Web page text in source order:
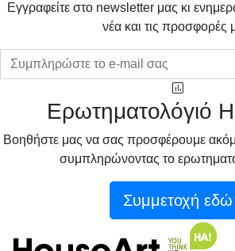
Eγγραφείτε στο newsletter μας κι
νέα και τις προσφορές
Ερωτηματολόγιό
Βοηθήστε μας να σας προσφέρουμε
συμπληρώνοντας το
Συμμετοχή εδώ